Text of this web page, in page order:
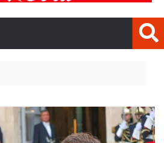
Côte